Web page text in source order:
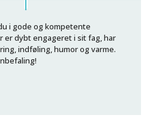
i gode og kompetente
er dybt engageret i sit fag, har
indføling, humor og varme.